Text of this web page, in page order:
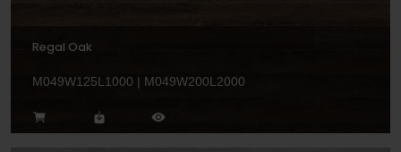
Regal Oak
M049W125L1000 | M049W200L2000